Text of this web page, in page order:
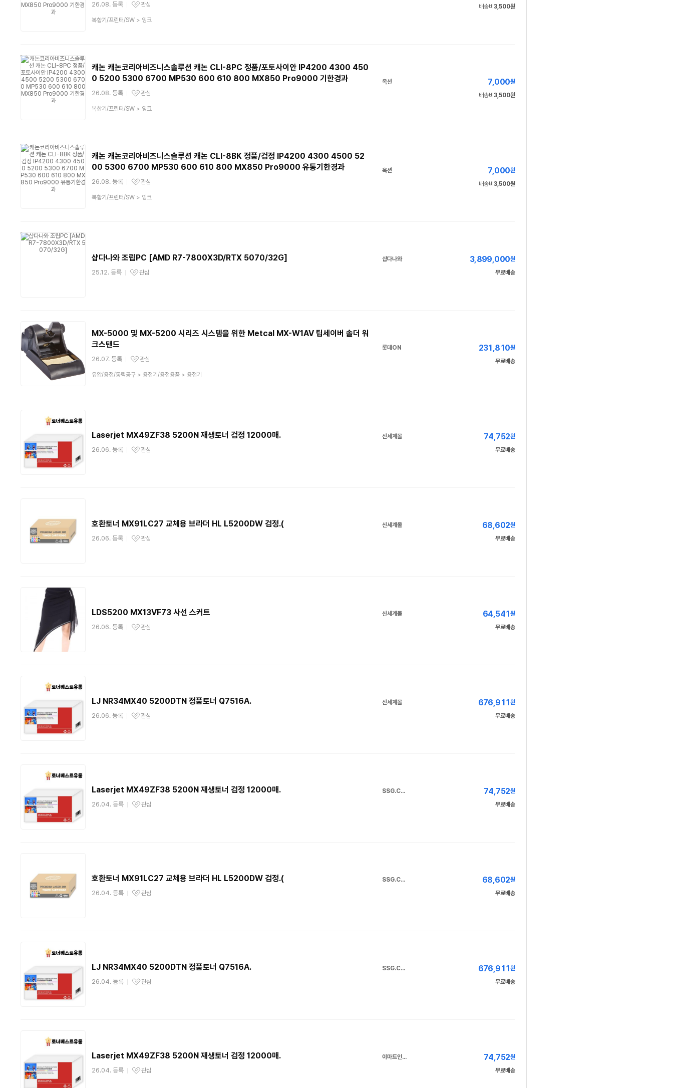
26.08. 등록
관심상품
관심
상
복합기/프린터/SW> 잉크
배송비 3,500원
캐논 캐논코리아비즈니스솔루션 캐논 CLI-8PC 정품/포토사이안 IP4200 4300 450
0 5200 5300 6700 MP530 600 610 800 MX850 Pro9000 기한경과
26.08. 등록
관심상품
관심
상
복합기/프린터/SW> 잉크
옥션 7,000원
배송비 3,500원
캐논 캐논코리아비즈니스솔루션 캐논 CLI-8BK 정품/검정 IP4200 4300 4500 52
00 5300 6700 MP530 600 610 800 MX850 Pro9000 유통기한경과
26.08. 등록
관심상품
관심
상
복합기/프린터/SW> 잉크
옥션 7,000원
배송비 3,500원
샵다나와 조립PC [AMD R7-7800X3D/RTX 5070/32G]
25.12. 등록
관심상품
관심
샵다나와 3,899,000원
무료배송
MX-5000 및 MX-5200 시리즈 시스템을 위한 Metcal MX-W1AV 팁세이버 솔더 워
크스탠드
26.07. 등록
관심상품
관심
상
유압/용접/동력공구> 용접기/용접용품> 용접기
롯데ON 231,810원
무료배송
Laserjet MX49ZF38 5200N 재생토너 검정 12000매.
26.06. 등록
관심상품
관심
신세계몰 74,752원
무료배송
호환토너 MX91LC27 교체용 브라더 HL L5200DW 검정.(
26.06. 등록
관심상품
관심
신세계몰 68,602원
무료배송
LDS5200 MX13VF73 사선 스커트
26.06. 등록
관심상품
관심
신세계몰 64,541원
무료배송
LJ NR34MX40 5200DTN 정품토너 Q7516A.
26.06. 등록
관심상품
관심
신세계몰 676,911원
무료배송
Laserjet MX49ZF38 5200N 재생토너 검정 12000매.
26.04. 등록
관심상품
관심
SSG.COM 74,752원
무료배송
호환토너 MX91LC27 교체용 브라더 HL L5200DW 검정.(
26.04. 등록
관심상품
관심
SSG.COM 68,602원
무료배송
LJ NR34MX40 5200DTN 정품토너 Q7516A.
26.04. 등록
관심상품
관심
SSG.COM 676,911원
무료배송
Laserjet MX49ZF38 5200N 재생토너 검정 12000매.
26.04. 등록
관심상품
관심
이마트인터넷쇼핑몰 74,752원
무료배송